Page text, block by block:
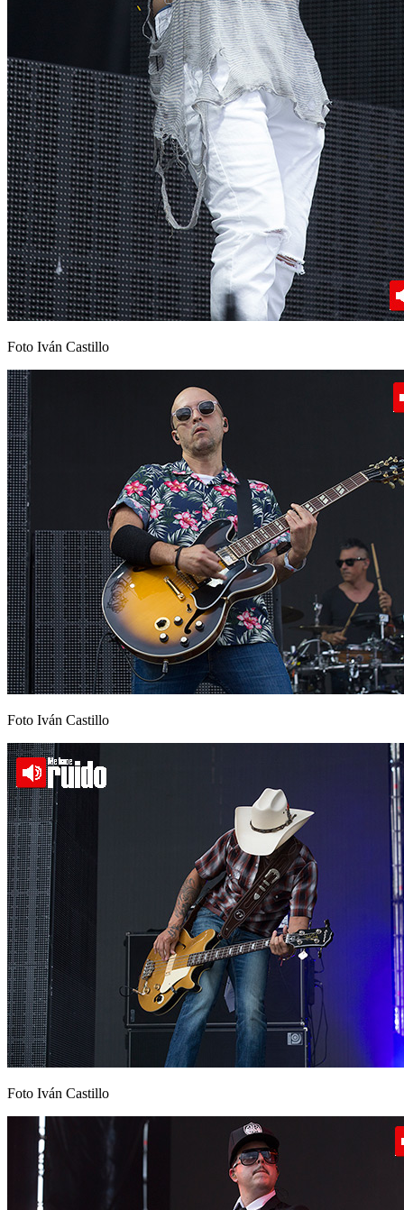
Foto Iván Castillo
Foto Iván Castillo
Foto Iván Castillo